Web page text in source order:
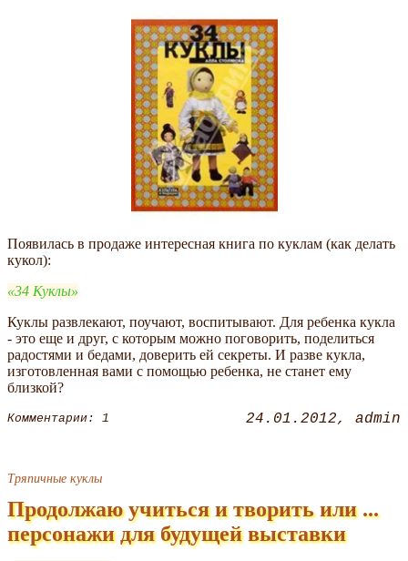
Появилась в продаже интересная книга по куклам (как делать
кукол):
34 Куклы
Куклы развлекают, поучают, воспитывают. Для ребенка кукла
- это еще и друг, с которым можно поговорить, поделиться
радостями и бедами, доверить ей секреты. И разве кукла,
изготовленная вами с помощью ребенка, не станет ему
близкой?
Комментарии: 1 24.01.2012 admin
Тряпичные куклы
Продолжаю учиться и творить или ...
персонажи для будущей выставки